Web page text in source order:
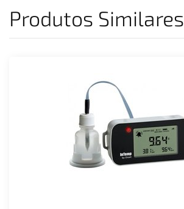
Produtos Similares